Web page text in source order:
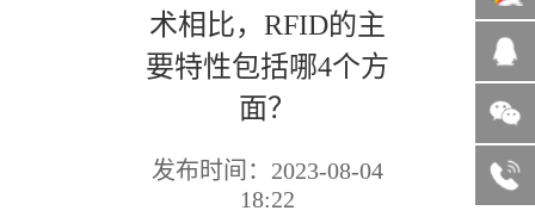
术相比，RFID的主
要特性包括哪4个方
面？
发布时间：2023-08-04
18:22
客服热线